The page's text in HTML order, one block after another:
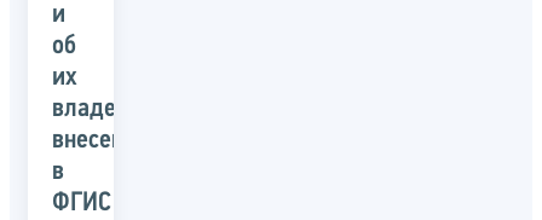
и
об
их
владельцах,
внесенных
в
ФГИС